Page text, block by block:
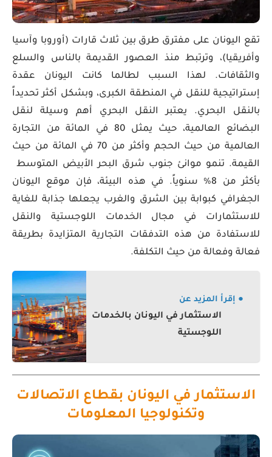
تقع اليونان على مفترق طرق بين ثلاث قارات (أوروبا وآسيا
وأفريقيا)، وترتبط منذ العصور القديمة بالناس والسلع
والثقافات. لهذا السبب لطالما كانت اليونان عقدة
إستراتيجية للنقل في المنطقة الكبرى، وبشكل أكثر تحديداً
بالنقل البحري. يعتبر النقل البحري أهم وسيلة لنقل
البضائع العالمية، حيث يمثل 80 في المائة من التجارة
العالمية من حيث الحجم وأكثر من 70 في المائة من حيث
القيمة. تنمو موانئ جنوب شرق البحر الأبيض المتوسط ​​
بأكثر من 8% سنوياً. في هذه البيئة، فإن موقع اليونان
الجغرافي كبوابة بين الشرق والغرب يجعلها جذابة للغاية
للاستثمارات في مجال الخدمات اللوجستية والنقل
للاستفادة من هذه التدفقات التجارية المتزايدة بطريقة
فعالة وفعالة من حيث التكلفة.
● إقرأ المزيد عن
الاستثمار في اليونان بالخدمات
اللوجستية
الاستثمار في اليونان بقطاع الاتصالات
وتكنولوجيا المعلومات